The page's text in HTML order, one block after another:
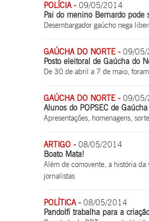
POLÍCIA - 09/05/2014
Pai do menino Bernardo pode
Desembargador gaúcho nega
GAÚCHA DO NORTE - 09/
Posto eleitoral de Gaúcha do
De 30 de abril a 7 de maio,
GAÚCHA DO NORTE - 09/
Alunos do POPSEC de
Apresentações, homenagens,
ARTIGO - 08/05/2014
Boato Mata!
Além de comovente, a história
jornalistas
POLÍTICA - 08/05/2014
Pandolfi trabalha para a